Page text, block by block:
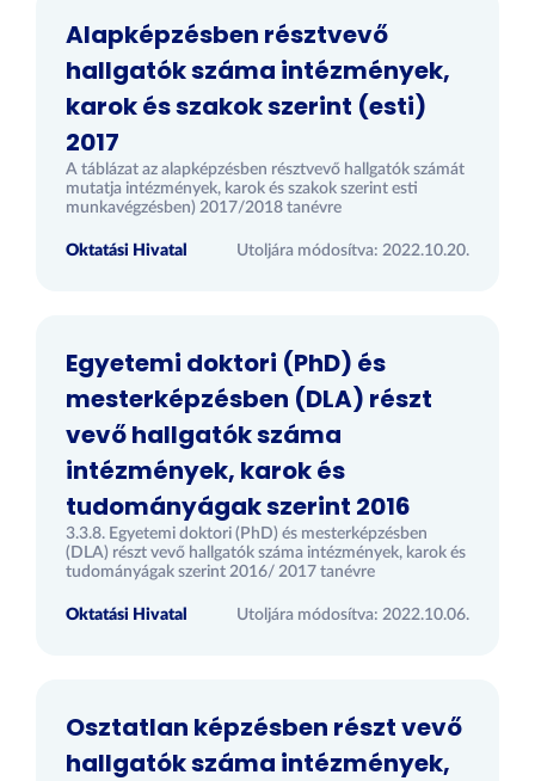
Alapképzésben résztvevő
hallgatók száma intézmények,
karok és szakok szerint (esti)
2017
A táblázat az alapképzésben résztvevő hallgatók számát
mutatja intézmények, karok és szakok szerint esti
munkavégzésben) 2017/2018 tanévre
Oktatási Hivatal Utoljára módosítva: 2022.10.20.
Egyetemi doktori (PhD) és
mesterképzésben (DLA) részt
vevő hallgatók száma
intézmények, karok és
tudományágak szerint 2016
3.3.8. Egyetemi doktori (PhD) és mesterképzésben
(DLA) részt vevő hallgatók száma intézmények, karok és
tudományágak szerint 2016/ 2017 tanévre
Oktatási Hivatal Utoljára módosítva: 2022.10.06.
Osztatlan képzésben részt vevő
hallgatók száma intézmények,